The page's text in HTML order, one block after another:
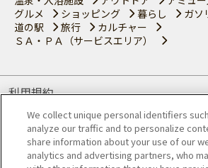
グルメ
ショッピング 暮らし
ガソ
道の駅
旅行
カルチャー
ＳＡ・ＰＡ（サービスエリア）
利用規約
個人情報の取り扱いについて
会員優待サービスの提携をご検討の方
We collect unique personal identifiers
analyze our traffic and to personalize
share information about your use of our
analytics and advertising partners, who